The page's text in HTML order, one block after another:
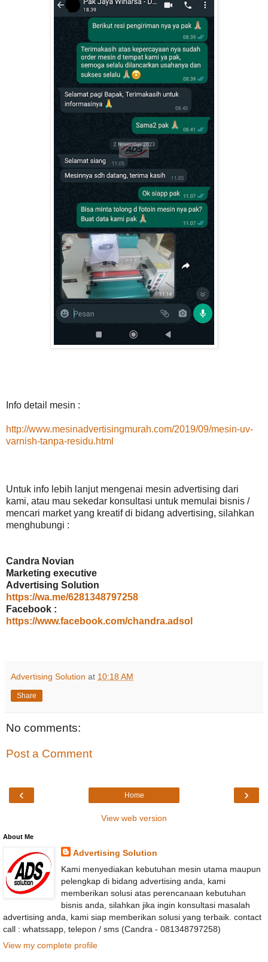
Info detail mesin :
http://www.mesinadvertisingmurah.com/2019/09/mesin-uv-
varnish-tanpa-residu.html
Untuk info lebih lanjut mengenai mesin advertising dari
kami, atau mau sekedar konsultasi untuk memulai bisnis /
mencari market yang kreatif di bidang advertising, silahkan
menghubungi :
Candra Novian
Marketing executive
Advertising Solution
https://wa.me/6281348797258
Facebook :
https://www.facebook.com/chandra.adsol
Advertising Solution at 10:18 AM
Share
No comments:
Post a Comment
‹ ›
Home
View web version
About Me
Advertising Solution
Kami menyediakan kebutuhan mesin utama maupun
pelengkap di bidang advertising anda, kami
memberikan solusi atas perencanaan kebutuhan
bisnis anda, silahkan jika ingin konsultasi masalah
advertising anda, kami siap memberikan solusi yang terbaik. contact
call : whatssapp, telepon / sms (Candra - 081348797258)
View my complete profile